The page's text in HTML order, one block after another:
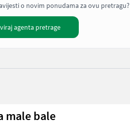
o novim ponudama za ovu pretragu?
agenta pretrage
male bale